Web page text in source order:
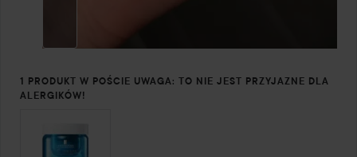
1 PRODUKT W POŚCIE UWAGA: TO NIE JEST PRZYJAZNE DLA
ALERGIKÓW!